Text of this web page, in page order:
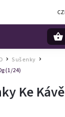
/ Sušenky
24)
Ke Kávě